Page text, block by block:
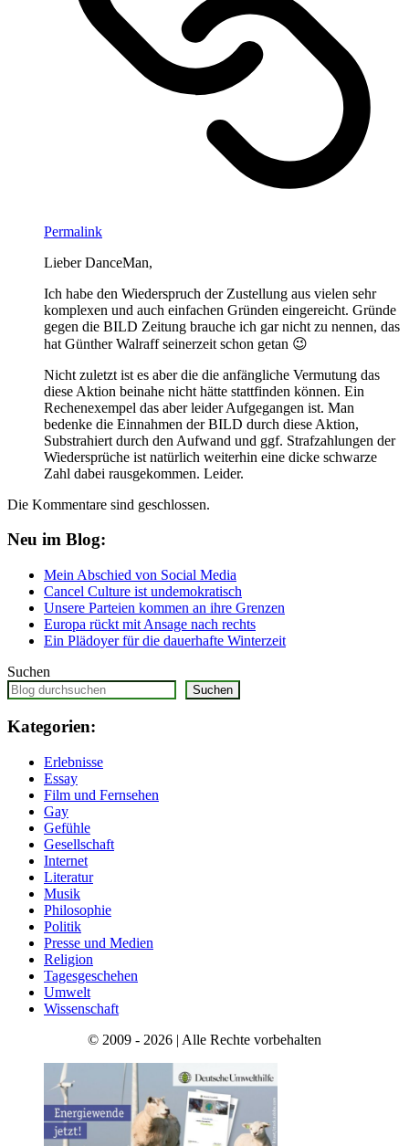
Permalink
Lieber DanceMan,
Ich habe den Wiederspruch der Zustellung aus vielen sehr
komplexen und auch einfachen Gründen eingereicht. Gründe
gegen die BILD Zeitung brauche ich gar nicht zu nennen, das
hat Günther Walraff seinerzeit schon getan 😉
Nicht zuletzt ist es aber die die anfängliche Vermutung das
diese Aktion beinahe nicht hätte stattfinden können. Ein
Rechenexempel das aber leider Aufgegangen ist. Man
bedenke die Einnahmen der BILD durch diese Aktion,
Substrahiert durch den Aufwand und ggf. Strafzahlungen der
Wiedersprüche ist natürlich weiterhin eine dicke schwarze
Zahl dabei rausgekommen. Leider.
Die Kommentare sind geschlossen.
Neu im Blog:
Mein Abschied von Social Media
Cancel Culture ist undemokratisch
Unsere Parteien kommen an ihre Grenzen
Europa rückt mit Ansage nach rechts
Ein Plädoyer für die dauerhafte Winterzeit
Suchen
Suchen
Kategorien:
Erlebnisse
Essay
Film und Fernsehen
Gay
Gefühle
Gesellschaft
Internet
Literatur
Musik
Philosophie
Politik
Presse und Medien
Religion
Tagesgeschehen
Umwelt
Wissenschaft
© 2009 - 2026 | Alle Rechte vorbehalten